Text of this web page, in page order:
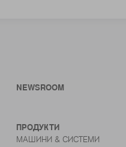
NEWSROOM
ПРОДУКТИ
МАШИНИ & СИСТЕМИ